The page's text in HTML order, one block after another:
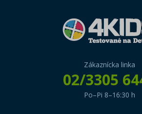
Zákaznícka linka
02/3305
Po–Pi 8–16:30 h